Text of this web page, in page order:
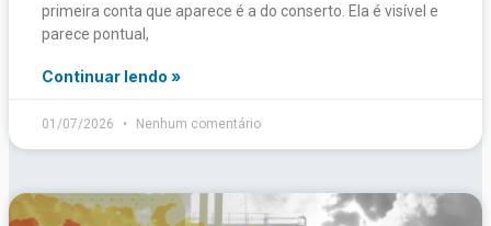
primeira conta que aparece é a do conserto. Ela é visível e
parece pontual,
Continuar lendo »
01/07/2026 Nenhum comentário